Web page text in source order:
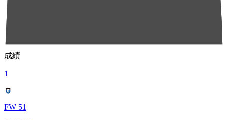
順位
選手名
成績
1
FW 51